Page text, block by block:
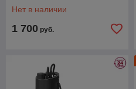
Нет в наличии
1 700 руб.